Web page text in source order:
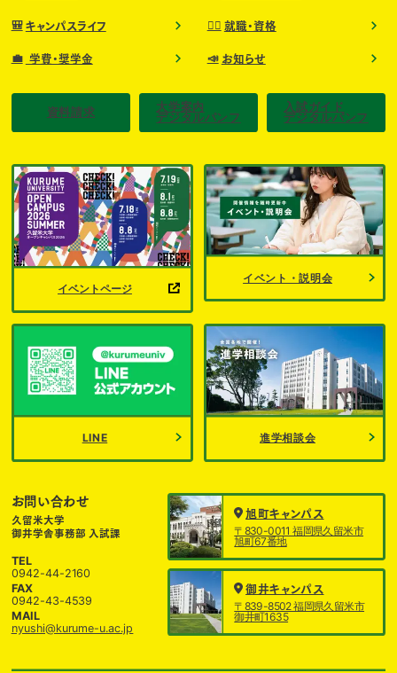
🎒 キャンパスライフ 🧑‍⚕️ 就職・資格
💼 学費・奨学金 📣 お知らせ
資料請求
大学案内
デジタルパンフ
入試ガイド
デジタルパンフ
イベントページ
イベント・説明会
LINE 進学相談会
お問い合わせ
久留米大学
御井学舎事務部 入試課
TEL
0942-44-2160
FAX
0942-43-4539
MAIL
nyushi@kurume-u.ac.jp
旭町キャンパス
〒830-0011 福岡県久留米市
旭町67番地
御井キャンパス
〒839-8502 福岡県久留米市
御井町1635